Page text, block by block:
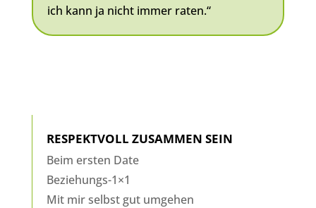
ich kann ja nicht immer raten.“
RESPEKTVOLL ZUSAMMEN SEIN
Beim ersten Date
Beziehungs-1×1
Mit mir selbst gut umgehen